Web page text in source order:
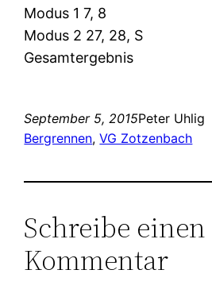
Modus 1 7, 8
Modus 2 27, 28, S
Gesamtergebnis
September 5, 2015Peter Uhlig
Bergrennen, VG Zotzenbach
Schreibe einen
Kommentar